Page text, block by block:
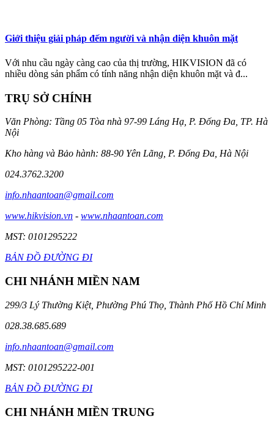
Giới thiệu giải pháp đếm người và nhận diện khuôn mặt
Với nhu cầu ngày càng cao của thị trường, HIKVISION đã có
nhiều dòng sản phẩm có tính năng nhận diện khuôn mặt và đ...
TRỤ SỞ CHÍNH
Văn Phòng: Tầng 05 Tòa nhà 97-99 Láng Hạ, P. Đống Đa, TP. Hà
Nội
Kho hàng và Bảo hành: 88-90 Yên Lãng, P. Đống Đa, Hà Nội
024.3762.3200
info.nhaantoan@gmail.com
www.hikvision.vn - www.nhaantoan.com
MST: 0101295222
BẢN ĐỒ ĐƯỜNG ĐI
CHI NHÁNH MIỀN NAM
299/3 Lý Thường Kiệt, Phường Phú Thọ, Thành Phố Hồ Chí Minh
028.38.685.689
info.nhaantoan@gmail.com
MST: 0101295222-001
BẢN ĐỒ ĐƯỜNG ĐI
CHI NHÁNH MIỀN TRUNG